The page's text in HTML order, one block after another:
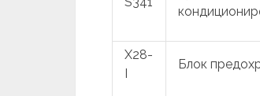
X28-
I
Блок